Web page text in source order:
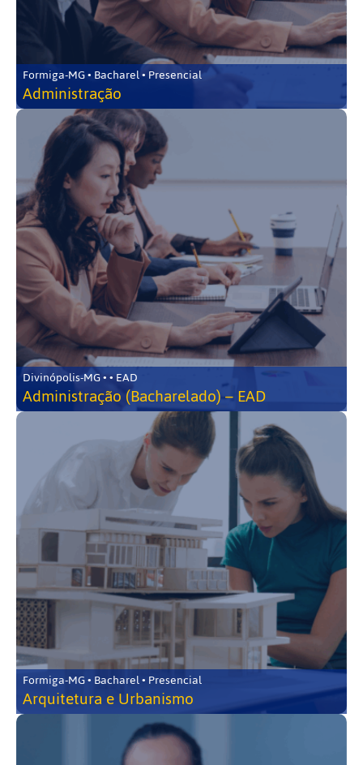
Formiga-MG • Bacharel • Presencial
Administração
Divinópolis-MG • • EAD
Administração (Bacharelado) – EAD
Formiga-MG • Bacharel • Presencial
Arquitetura e Urbanismo